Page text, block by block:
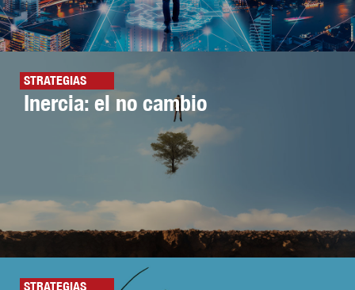
STRATEGIAS
Inercia: el no cambio
STRATEGIAS